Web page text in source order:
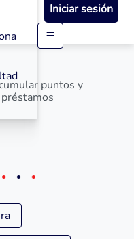
Iniciar sesión
puntos y